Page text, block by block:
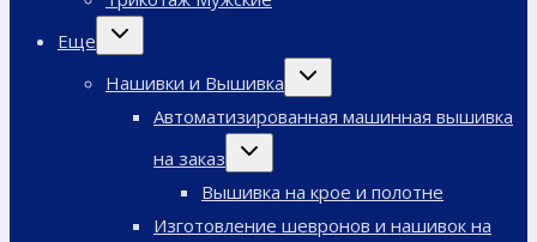
Еще
Переключить
дочернее
Нашивки и Вышивка
Переключить
дочернее
Автоматизированная машинная вышивка
на заказ
Переключить
дочернее
Вышивка на крое и полотне
Изготовление шевронов и нашивок на